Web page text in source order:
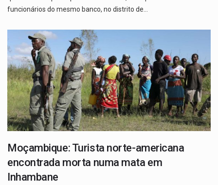
funcionários do mesmo banco, no distrito de…
Moçambique: Turista norte-americana
encontrada morta numa mata em
Inhambane